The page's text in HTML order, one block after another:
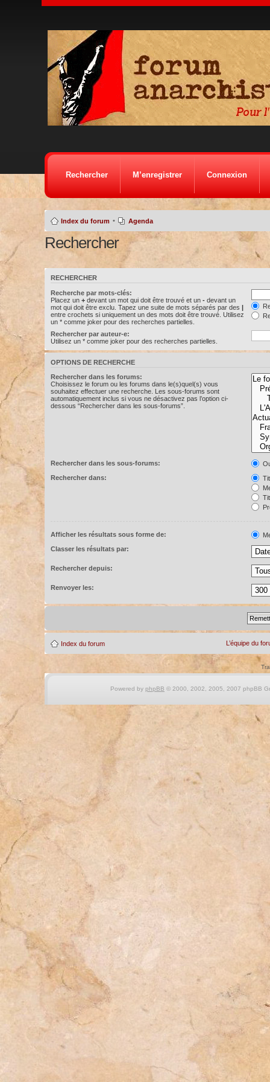
Rechercher M’enregistrer Connexion
Index du forum • Agenda
Rechercher
RECHERCHER
Recherche par mots-clés:
Placez un +devant un mot qui doit être trouvé et un -devant un
mot qui doit être exclu. Tapez une suite de mots séparés par des |
entre crochets si uniquement un des mots doit être trouvé. Utilisez
un * comme joker pour des recherches partielles.
Rechercher par auteur-e:
Utilisez un * comme joker pour des recherches partielles.
OPTIONS DE RECHERCHE
Rechercher dans les forums:
Choisissez le forum ou les forums dans le(s)quel(s) vous
souhaitez effectuer une recherche. Les sous-forums sont
automatiquement inclus si vous ne désactivez pas l’option ci-
dessous “Rechercher dans les sous-forums”.
Rechercher dans les sous-forums:
Rechercher dans:
Afficher les résultats sous forme de:
Classer les résultats par:
Rechercher depuis:
Renvoyer les:
Index du forum L’équipe du
Powered by phpBB © 2000, 2002, 2005, 2007 phpBB